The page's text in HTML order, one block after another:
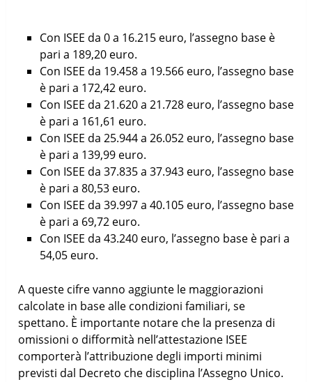
Con ISEE da 0 a 16.215 euro, l’assegno base è
pari a 189,20 euro.
Con ISEE da 19.458 a 19.566 euro, l’assegno base
è pari a 172,42 euro.
Con ISEE da 21.620 a 21.728 euro, l’assegno base
è pari a 161,61 euro.
Con ISEE da 25.944 a 26.052 euro, l’assegno base
è pari a 139,99 euro.
Con ISEE da 37.835 a 37.943 euro, l’assegno base
è pari a 80,53 euro.
Con ISEE da 39.997 a 40.105 euro, l’assegno base
è pari a 69,72 euro.
Con ISEE da 43.240 euro, l’assegno base è pari a
54,05 euro.
A queste cifre vanno aggiunte le maggiorazioni
calcolate in base alle condizioni familiari, se
spettano. È importante notare che la presenza di
omissioni o difformità nell’attestazione ISEE
comporterà l’attribuzione degli importi minimi
previsti dal Decreto che disciplina l’Assegno Unico.